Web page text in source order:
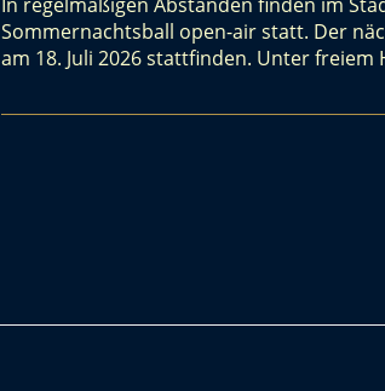
Sommernachtsball open-air statt. Der
am 18. Juli 2026 stattfinden. Unter